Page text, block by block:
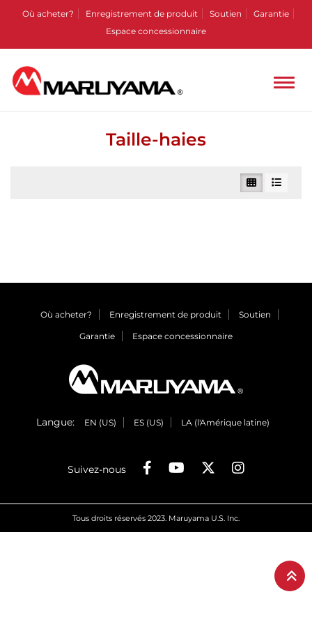
Où acheter? Enregistrement de produit Soutien
Garantie
Espace concessionnaire
Taille-haies
Où acheter? Enregistrement de produit Soutien
Garantie Espace concessionnaire
Langue: EN (US) ES (US) LA (l'Amérique latine)
Suivez-nous
Tous droits réservés 2023. Maruyama U.S. Inc.